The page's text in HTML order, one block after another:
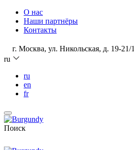
О нас
Наши партнёры
Контакты
г. Москва, ул. Никольская, д. 19-21/1
ru
ru
en
fr
Поиск